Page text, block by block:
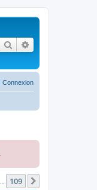
Rechercher
Connexion
109